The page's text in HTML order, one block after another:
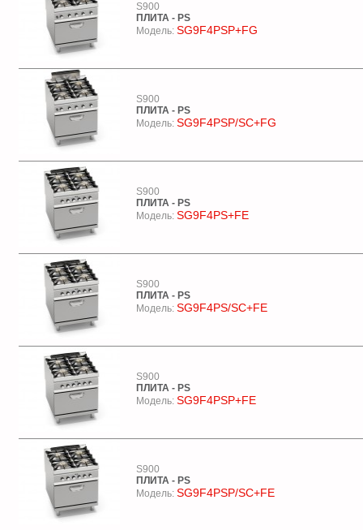
S900
ПЛИТА - PS
Модель: SG9F4PSP+FG
S900
ПЛИТА - PS
Модель: SG9F4PSP/SC+FG
S900
ПЛИТА - PS
Модель: SG9F4PS+FE
S900
ПЛИТА - PS
Модель: SG9F4PS/SC+FE
S900
ПЛИТА - PS
Модель: SG9F4PSP+FE
S900
ПЛИТА - PS
Модель: SG9F4PSP/SC+FE